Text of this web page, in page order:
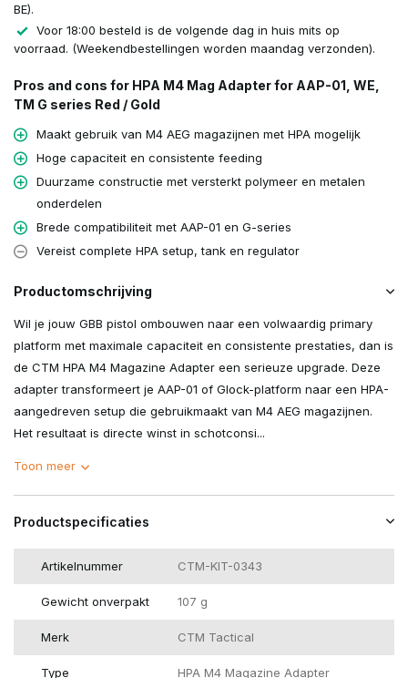
BE).
Voor 18:00 besteld is de volgende dag in huis mits op
voorraad. (Weekendbestellingen worden maandag verzonden).
Pros and cons for HPA M4 Mag Adapter for AAP-01, WE,
TM G series Red / Gold
Maakt gebruik van M4 AEG magazijnen met HPA mogelijk
Hoge capaciteit en consistente feeding
Duurzame constructie met versterkt polymeer en metalen
onderdelen
Brede compatibiliteit met AAP-01 en G-series
Vereist complete HPA setup, tank en regulator
Productomschrijving
Wil je jouw GBB pistol ombouwen naar een volwaardig primary
platform met maximale capaciteit en consistente prestaties, dan is
de CTM HPA M4 Magazine Adapter een serieuze upgrade. Deze
adapter transformeert je AAP-01 of Glock-platform naar een HPA-
aangedreven setup die gebruikmaakt van M4 AEG magazijnen.
Het resultaat is directe winst in schotconsi...
Toon meer
Productspecificaties
Artikelnummer CTM-KIT-0343
Gewicht onverpakt 107 g
Merk CTM Tactical
Type HPA M4 Magazine Adapter